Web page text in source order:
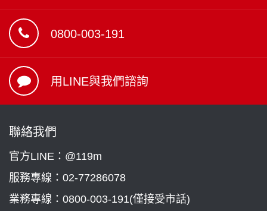
0800-003-191
用LINE與我們諮詢
聯絡我們
官方LINE：@119m
服務專線： 02-77286078
業務專線： 0800-003-191(僅接受市話)